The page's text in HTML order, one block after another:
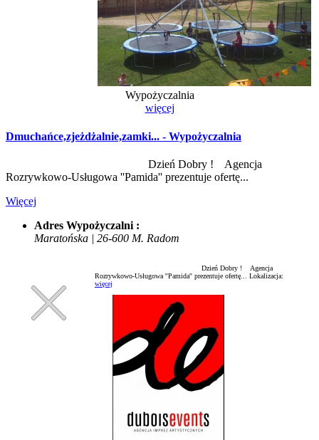
Wypożyczalnia
więcej
Dmuchańce,zjeżdżalnie,zamki... - Wypożyczalnia
Dzień Dobry ! Agencja
Rozrywkowo-Usługowa ''Pamida'' prezentuje ofertę...
Więcej
Adres Wypożyczalni :
Maratońska | 26-600 M. Radom
Dzień Dobry ! Agencja
Rozrywkowo-Usługowa ''Pamida'' prezentuje ofertę... Lokalizacja:
więcej